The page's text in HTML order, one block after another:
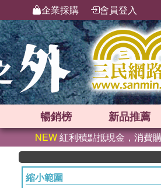
企業採購 會員登入
暢銷榜 新品推薦
NEW紅利積點抵現金，消費
縮小範圍